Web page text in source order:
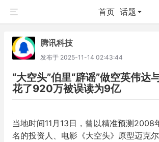
首页 话题
腾讯科技
发布于 2025-11-14 02:43:44
“大空头”伯里“辟谣”做空英伟达
花了920万被误读为9亿
当地时间11月13日，曾以精准预测2008
名的投资人、电影《大空头》原型迈克